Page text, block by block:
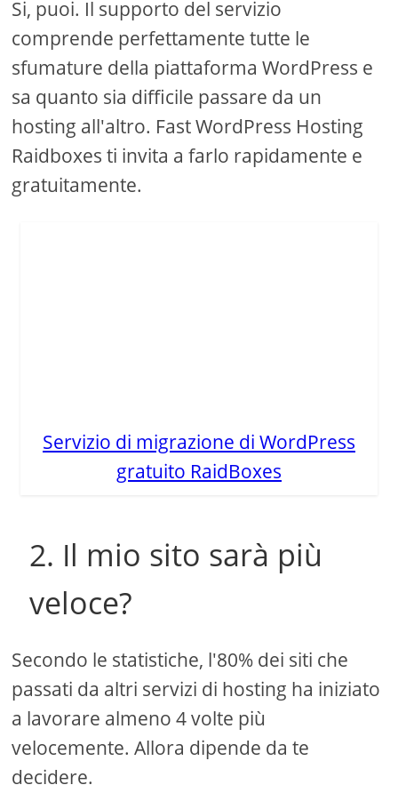
Si, puoi. Il supporto del servizio
comprende perfettamente tutte le
sfumature della piattaforma WordPress e
sa quanto sia difficile passare da un
hosting all'altro. Fast WordPress Hosting
Raidboxes ti invita a farlo rapidamente e
gratuitamente.
Servizio di migrazione di WordPress
gratuito RaidBoxes
2. Il mio sito sarà più
veloce?
Secondo le statistiche, l'80% dei siti che
passati da altri servizi di hosting ha iniziato
a lavorare almeno 4 volte più
velocemente. Allora dipende da te
decidere.